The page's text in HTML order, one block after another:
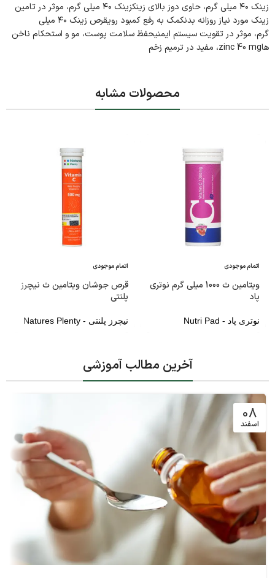
زینک ۴۰ میلی گرم، حاوی دوز بالای زینکزینک ۴۰ میلی گرم، موثر در تامین
زینک مورد نیاز روزانه بدنکمک به رفع کمبود رویقرص زینک ۴۰ میلی
گرم، موثر در تقویت سیستم ایمنیحفظ سلامت پوست، مو و استحکام ناخن
هاzinc 40 mg، مفید در ترمیم زخم
محصولات مشابه
اتمام موجودی
ویتامین ث 1000 میلی گرم نوتری
پاد
نوتری پاد - Nutri Pad
اتمام موجودی
قرص جوشان ویتامین ث نیچرز
پلنتی
نیچرز پلنتی - Natures Plenty
آخرین مطالب آموزشی
08
اسفند